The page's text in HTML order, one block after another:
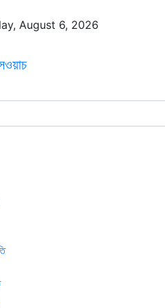
August 6, 2026
মুক্তিযুদ্ধের চেতনায় উদ্বুদ্ধ